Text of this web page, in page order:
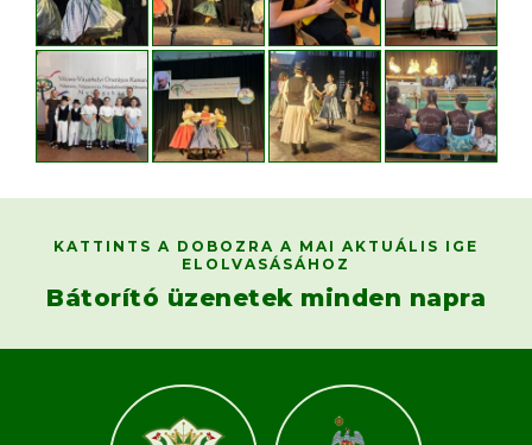
KATTINTS A DOBOZRA A MAI AKTUÁLIS IGE
ELOLVASÁSÁHOZ
Bátorító üzenetek minden napra